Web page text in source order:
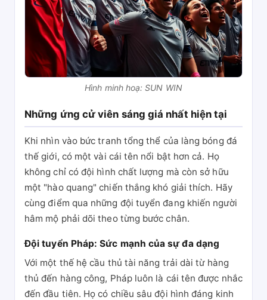
Hình minh hoạ: SUN WIN
Những ứng cử viên sáng giá nhất hiện tại
Khi nhìn vào bức tranh tổng thể của làng bóng đá
thế giới, có một vài cái tên nổi bật hơn cả. Họ
không chỉ có đội hình chất lượng mà còn sở hữu
một "hào quang" chiến thắng khó giải thích. Hãy
cùng điểm qua những đội tuyển đang khiến người
hâm mộ phải dõi theo từng bước chân.
Đội tuyển Pháp: Sức mạnh của sự đa dạng
Với một thế hệ cầu thủ tài năng trải dài từ hàng
thủ đến hàng công, Pháp luôn là cái tên được nhắc
đến đầu tiên. Họ có chiều sâu đội hình đáng kinh